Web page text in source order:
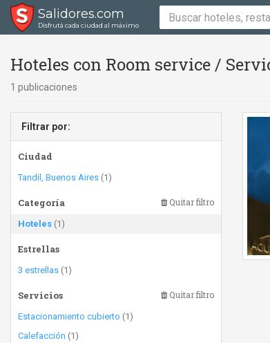
Salidores.com
Disfrutá cada ciudad al máximo
Hoteles con Room service /
1 publicaciones
Filtrar por:
Ciudad
Tandil, Buenos Aires (1)
Categoría Quitar filtro
Hoteles (1)
Estrellas
3 estrellas (1)
Servicios Quitar filtro
Estacionamiento cubierto (1)
Calefacción (1)